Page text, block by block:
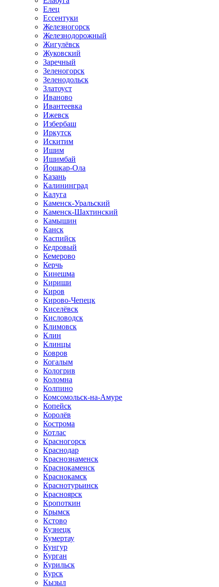
Елец
Ессентуки
Железногорск
Железнодорожный
Жигулёвск
Жуковский
Заречный
Зеленогорск
Зеленодольск
Златоуст
Иваново
Ивантеевка
Ижевск
Избербаш
Иркутск
Искитим
Ишим
Ишимбай
Йошкар-Ола
Казань
Калининград
Калуга
Каменск-Уральский
Каменск-Шахтинский
Камышин
Канск
Каспийск
Кедровый
Кемерово
Керчь
Кинешма
Кириши
Киров
Кирово-Чепецк
Киселёвск
Кисловодск
Климовск
Клин
Клинцы
Ковров
Когалым
Кологрив
Коломна
Колпино
Комсомольск-на-Амуре
Копейск
Королёв
Кострома
Котлас
Красногорск
Краснодар
Краснознаменск
Краснокаменск
Краснокамск
Краснотурьинск
Красноярск
Кропоткин
Крымск
Кстово
Кузнецк
Кумертау
Кунгур
Курган
Курильск
Курск
Кызыл